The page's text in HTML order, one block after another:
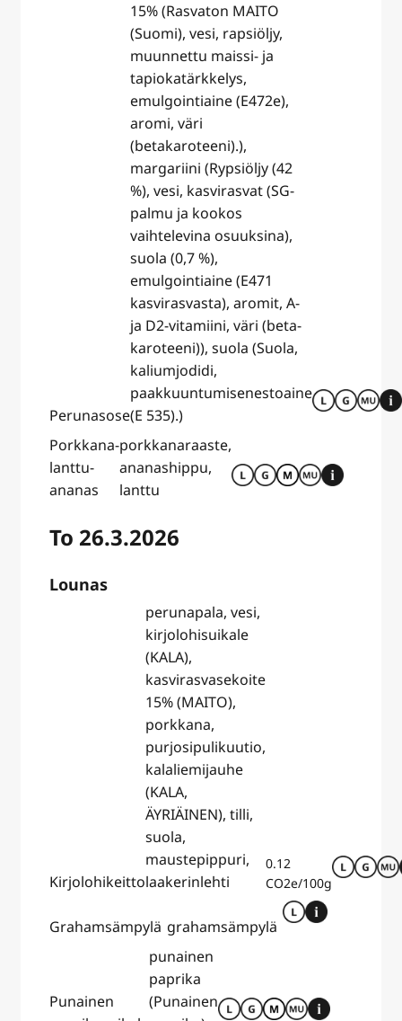
Perunasose
15% (Rasvaton MAITO
(Suomi), vesi, rapsiöljy,
muunnettu maissi- ja
tapiokatärkkelys,
emulgointiaine (E472e),
aromi, väri
(betakaroteeni).),
margariini (Rypsiöljy (42
%), vesi, kasvirasvat (SG-
palmu ja kookos
vaihtelevina osuuksina),
suola (0,7 %),
emulgointiaine (E471
kasvirasvasta), aromit, A-
ja D2-vitamiini, väri (beta-
karoteeni)), suola (Suola,
kaliumjodidi,
paakkuuntumisenestoaine
(E 535).)
Porkkana-
lanttu-
ananas
porkkanaraaste,
ananashippu,
lanttu
To 26.3.2026
Lounas
Kirjolohikeitto
perunapala, vesi,
kirjolohisuikale
(KALA),
kasvirasvasekoite
15% (MAITO),
porkkana,
purjosipulikuutio,
kalaliemijauhe
(KALA,
ÄYRIÄINEN), tilli,
suola,
maustepippuri,
laakerinlehti
0.12
CO2e/100g
Grahamsämpylä grahamsämpylä
Punainen
punainen
paprika
(Punainen